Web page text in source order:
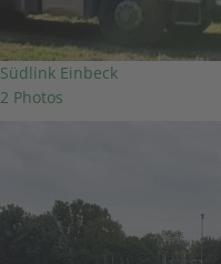
Südlink Einbeck
2 Photos